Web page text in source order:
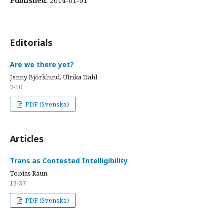
Editorials
Are we there yet?
Jenny Björklund, Ulrika Dahl
7-10
PDF (Svenska)
Articles
Trans as Contested Intelligibility
Tobias Raun
13-37
PDF (Svenska)